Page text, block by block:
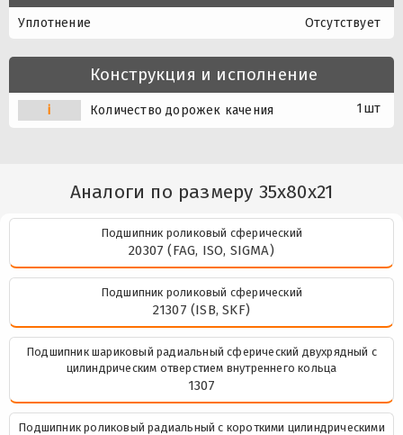
Уплотнение Отсутствует
Конструкция и исполнение
i Количество дорожек качения 1шт
Аналоги по размеру 35x80x21
Подшипник роликовый сферический
20307 (FAG, ISO, SIGMA)
Подшипник роликовый сферический
21307 (ISB, SKF)
Подшипник шариковый радиальный сферический двухрядный с
цилиндрическим отверстием внутреннего кольца
1307
Подшипник роликовый радиальный с короткими цилиндрическими